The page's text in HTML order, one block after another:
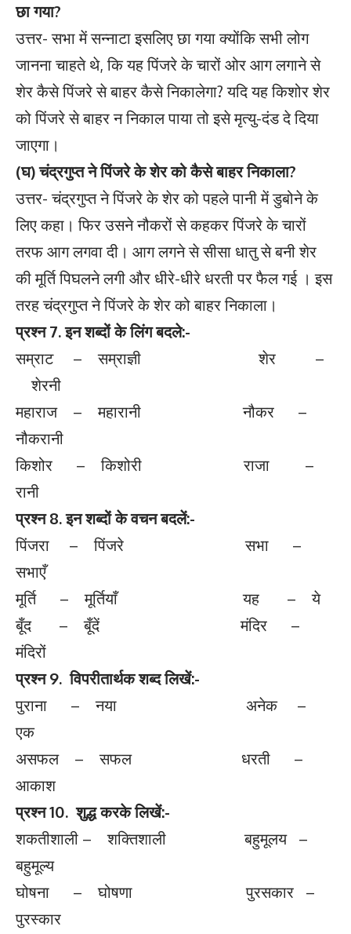
छा गया?
उत्तर- सभा में सन्नाटा इसलिए छा गया क्योंकि सभी लोग
जानना चाहते थे, कि यह पिंजरे के चारों ओर आग लगाने से
शेर कैसे पिंजरे से बाहर कैसे निकालेगा? यदि यह किशोर शेर
को पिंजरे से बाहर न निकाल पाया तो इसे मृत्यु-दंड दे दिया
जाएगा।
(घ) चंद्रगुप्त ने पिंजरे के शेर को कैसे बाहर निकाला?
उत्तर- चंद्रगुप्त ने पिंजरे के शेर को पहले पानी में डुबोने के
लिए कहा। फिर उसने नौकरों से कहकर पिंजरे के चारों
तरफ आग लगवा दी। आग लगने से सीसा धातु से बनी शेर
की मूर्ति पिघलने लगी और धीरे-धीरे धरती पर फैल गई । इस
तरह चंद्रगुप्त ने पिंजरे के शेर को बाहर निकाला।
प्रश्न 7. इन शब्दों के लिंग बदले:-
सम्राट – सम्राज्ञी शेर –
शेरनी
महाराज – महारानी नौकर –
नौकरानी
किशोर – किशोरी राजा –
रानी
प्रश्न 8. इन शब्दों के वचन बदलें:-
पिंजरा – पिंजरे सभा –
सभाएँ
मूर्ति – मूर्तियाँ यह – ये
बूँद – बूँदें मंदिर –
मंदिरों
प्रश्न 9. विपरीतार्थक शब्द लिखें:-
पुराना – नया अनेक –
एक
असफल – सफल धरती –
आकाश
प्रश्न 10. शुद्ध करके लिखें:-
शकतीशाली – शक्तिशाली बहुमूलय –
बहुमूल्य
घोषना – घोषणा पुरसकार –
पुरस्कार